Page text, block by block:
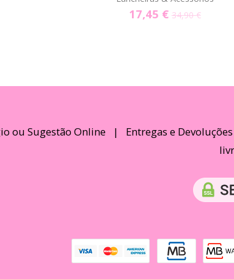
17,45 € 34,90 €
ou Sugestão Online| Entregas e Devoluções